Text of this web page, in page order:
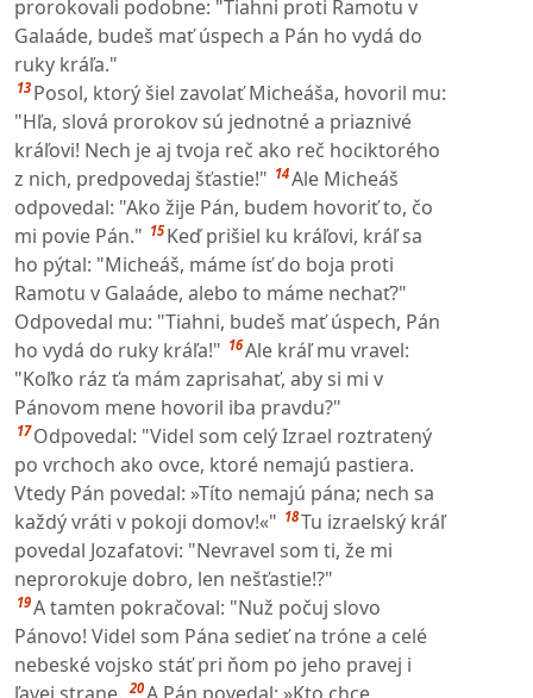
prorokovali podobne: "Tiahni proti Ramotu v
Galaáde, budeš mať úspech a Pán ho vydá do
ruky kráľa."
13 Posol, ktorý šiel zavolať Micheáša, hovoril mu:
"Hľa, slová prorokov sú jednotné a priaznivé
kráľovi! Nech je aj tvoja reč ako reč hociktorého
z nich, predpovedaj šťastie!" 14Ale Micheáš
odpovedal: "Ako žije Pán, budem hovoriť to, čo
mi povie Pán." 15 Keď prišiel ku kráľovi, kráľ sa
ho pýtal: "Micheáš, máme ísť do boja proti
Ramotu v Galaáde, alebo to máme nechať?"
Odpovedal mu: "Tiahni, budeš mať úspech, Pán
ho vydá do ruky kráľa!" 16Ale kráľ mu vravel:
"Koľko ráz ťa mám zaprisahať, aby si mi v
Pánovom mene hovoril iba pravdu?"
17 Odpovedal: "Videl som celý Izrael roztratený
po vrchoch ako ovce, ktoré nemajú pastiera.
Vtedy Pán povedal: »Títo nemajú pána; nech sa
každý vráti v pokoji domov!«" 18Tu izraelský kráľ
povedal Jozafatovi: "Nevravel som ti, že mi
neprorokuje dobro, len nešťastie!?"
19A tamten pokračoval: "Nuž počuj slovo
Pánovo! Videl som Pána sedieť na tróne a celé
nebeské vojsko stáť pri ňom po jeho pravej i
ľavej strane.
20 A Pán povedal: »Kto chce